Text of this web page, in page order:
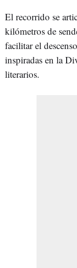
El recorrido se
kilómetros de
facilitar el
inspiradas en la
literarios.